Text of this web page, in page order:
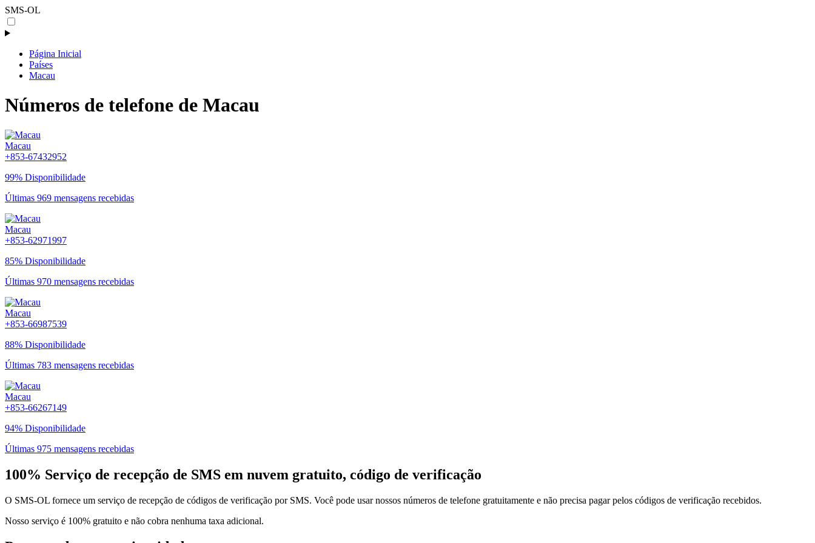
SMS-OL
Página Inicial
Países
Macau
Números de telefone de Macau
Macau
+853-67432952
99% Disponibilidade
Últimas 969 mensagens recebidas
Macau
+853-62971997
85% Disponibilidade
Últimas 970 mensagens recebidas
Macau
+853-66987539
88% Disponibilidade
Últimas 783 mensagens recebidas
Macau
+853-66267149
94% Disponibilidade
Últimas 975 mensagens recebidas
100% Serviço de recepção de SMS em nuvem gratuito, código de verificação
O SMS-OL fornece um serviço de recepção de códigos de verificação por SMS. Você pode usar nossos números de telefone gratuitamente e não precisa pagar pelos códigos de verificação recebidos.
Nosso serviço é 100% gratuito e não cobra nenhuma taxa adicional.